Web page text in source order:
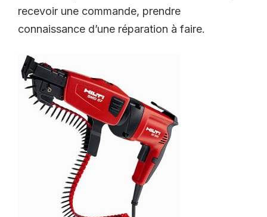
recevoir une commande, prendre
connaissance d’une réparation à faire.